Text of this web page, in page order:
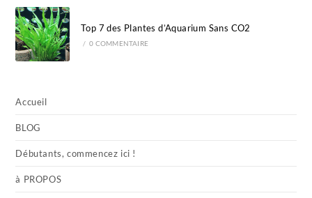
Top 7 des Plantes d’Aquarium Sans CO2
/ 0 COMMENTAIRE
Accueil
BLOG
Débutants, commencez ici !
à PROPOS